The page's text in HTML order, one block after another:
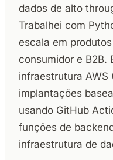
dados de alto
Trabalhei com
escala em
consumidor e B2B.
infraestrutura AWS
implantações
usando GitHub
funções de
infraestrutura de